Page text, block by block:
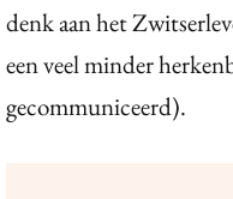
denk aan het
een veel minder
gecommuniceerd).